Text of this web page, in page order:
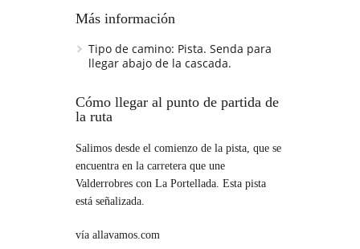
Más información
Tipo de camino: Pista. Senda para
llegar abajo de la cascada.
Cómo llegar al punto de partida de
la ruta
Salimos desde el comienzo de la pista, que se
encuentra en la carretera que une
Valderrobres con La Portellada. Esta pista
está señalizada.
vía allavamos.com